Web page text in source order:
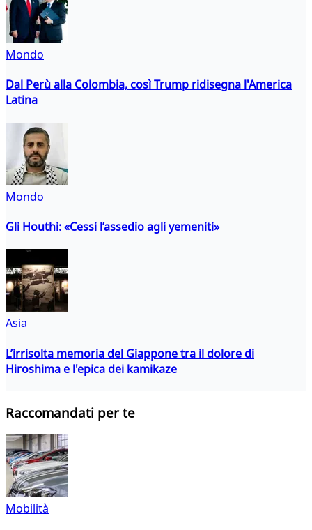
Mondo
Dal Perù alla Colombia, così Trump ridisegna l'America
Latina
Mondo
Gli Houthi: «Cessi l’assedio agli yemeniti»
Asia
L’irrisolta memoria del Giappone tra il dolore di
Hiroshima e l'epica dei kamikaze
Raccomandati per te
Mobilità